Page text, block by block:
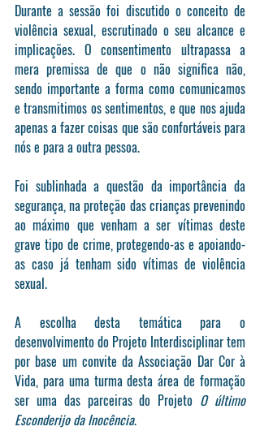
Durante a sessão foi discutido o conceito de
violência sexual, escrutinado o seu alcance e
implicações. O consentimento ultrapassa a
mera premissa de que o não significa não,
sendo importante a forma como comunicamos
e transmitimos os sentimentos, e que nos ajuda
apenas a fazer coisas que são confortáveis para
nós e para a outra pessoa.
Foi sublinhada a questão da importância da
segurança, na proteção das crianças prevenindo
ao máximo que venham a ser vítimas deste
grave tipo de crime, protegendo-as e apoiando-
as caso já tenham sido vítimas de violência
sexual.
A escolha desta temática para o
desenvolvimento do Projeto Interdisciplinar tem
por base um convite da Associação Dar Cor à
Vida, para uma turma desta área de formação
ser uma das parceiras do Projeto O último
Esconderijo da Inocência.